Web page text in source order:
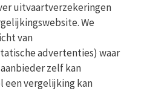
uitvaartverzekeringen
We
van
advertenties) waar
zelf kan
een vergelijking kan